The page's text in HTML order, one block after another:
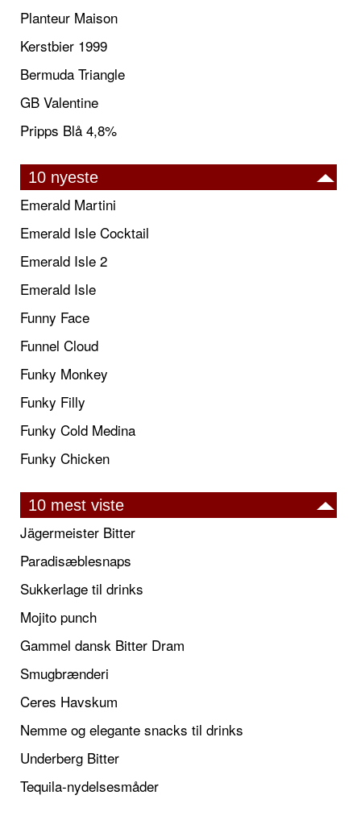
Planteur Maison
Kerstbier 1999
Bermuda Triangle
GB Valentine
Pripps Blå 4,8%
10 nyeste
Emerald Martini
Emerald Isle Cocktail
Emerald Isle 2
Emerald Isle
Funny Face
Funnel Cloud
Funky Monkey
Funky Filly
Funky Cold Medina
Funky Chicken
10 mest viste
Jägermeister Bitter
Paradisæblesnaps
Sukkerlage til drinks
Mojito punch
Gammel dansk Bitter Dram
Smugbrænderi
Ceres Havskum
Nemme og elegante snacks til drinks
Underberg Bitter
Tequila-nydelsesmåder